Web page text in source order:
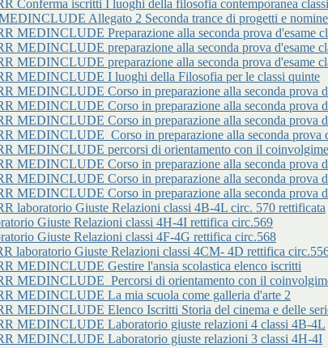
Conferma iscritti I luoghi della filosofia contemporanea
Allegato 2 Seconda trance di progetti e nomine
MEDINCLUDE Preparazione alla seconda prova d'esame
MEDINCLUDE preparazione alla seconda prova d'esame
MEDINCLUDE preparazione alla seconda prova d'esame
MEDINCLUDE I luoghi della Filosofia per le classi quinte
MEDINCLUDE Corso in preparazione alla seconda prova
MEDINCLUDE Corso in preparazione alla seconda prova
MEDINCLUDE Corso in preparazione alla seconda prova
MEDINCLUDE_Corso in preparazione alla seconda prova
MEDINCLUDE percorsi di orientamento con il
MEDINCLUDE Corso in preparazione alla seconda prova
MEDINCLUDE Corso in preparazione alla seconda prova
MEDINCLUDE Corso in preparazione alla seconda prova
laboratorio Giuste Relazioni classi 4B-4L circ. 570 rettificata
Giuste Relazioni classi 4H-4I rettifica circ.569
Giuste Relazioni classi 4F-4G rettifica circ.568
laboratorio Giuste Relazioni classi 4CM- 4D rettifica
MEDINCLUDE Gestire l'ansia scolastica elenco iscritti
MEDINCLUDE_Percorsi di orientamento con il
MEDINCLUDE La mia scuola come galleria d'arte 2
MEDINCLUDE Elenco Iscritti Storia del cinema e delle
MEDINCLUDE Laboratorio giuste relazioni 4 classi 4B-4L
MEDINCLUDE Laboratorio giuste relazioni 3 classi 4H-4I